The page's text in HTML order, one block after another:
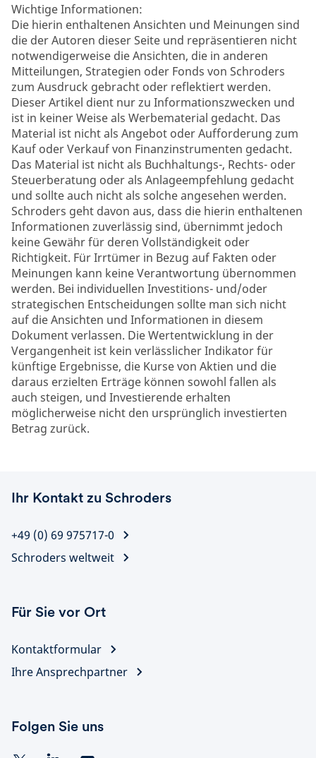
Wichtige Informationen:
Die hierin enthaltenen Ansichten und Meinungen sind
die der Autoren dieser Seite und repräsentieren nicht
notwendigerweise die Ansichten, die in anderen
Mitteilungen, Strategien oder Fonds von Schroders
zum Ausdruck gebracht oder reflektiert werden.
Dieser Artikel dient nur zu Informationszwecken und
ist in keiner Weise als Werbematerial gedacht. Das
Material ist nicht als Angebot oder Aufforderung zum
Kauf oder Verkauf von Finanzinstrumenten gedacht.
Das Material ist nicht als Buchhaltungs-, Rechts- oder
Steuerberatung oder als Anlageempfehlung gedacht
und sollte auch nicht als solche angesehen werden.
Schroders geht davon aus, dass die hierin enthaltenen
Informationen zuverlässig sind, übernimmt jedoch
keine Gewähr für deren Vollständigkeit oder
Richtigkeit. Für Irrtümer in Bezug auf Fakten oder
Meinungen kann keine Verantwortung übernommen
werden. Bei individuellen Investitions- und/oder
strategischen Entscheidungen sollte man sich nicht
auf die Ansichten und Informationen in diesem
Dokument verlassen. Die Wertentwicklung in der
Vergangenheit ist kein verlässlicher Indikator für
künftige Ergebnisse, die Kurse von Aktien und die
daraus erzielten Erträge können sowohl fallen als
auch steigen, und Investierende erhalten
möglicherweise nicht den ursprünglich investierten
Betrag zurück.
Ihr Kontakt zu Schroders
+49 (0) 69 975717-0
Schroders weltweit
Für Sie vor Ort
Kontaktformular
Ihre Ansprechpartner
Folgen Sie uns